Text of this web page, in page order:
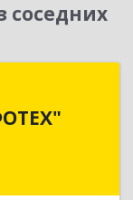
г, Чкалова